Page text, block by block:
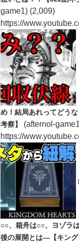
game1) (2,009)
https://
め！結局あれってどう
考察】
(afternol-
https://
○○、箱舟は○○、ヨゾラ
後の展開とは―【キング